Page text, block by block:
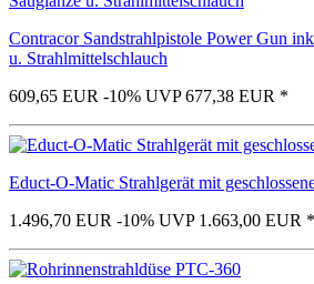
Contracor Sandstrahlpistole Power Gun
u. Strahlmittelschlauch
609,65 EUR -10% UVP 677,38 EUR *
Educt-O-Matic Strahlgerät mit
1.496,70 EUR -10% UVP 1.663,00 EUR *